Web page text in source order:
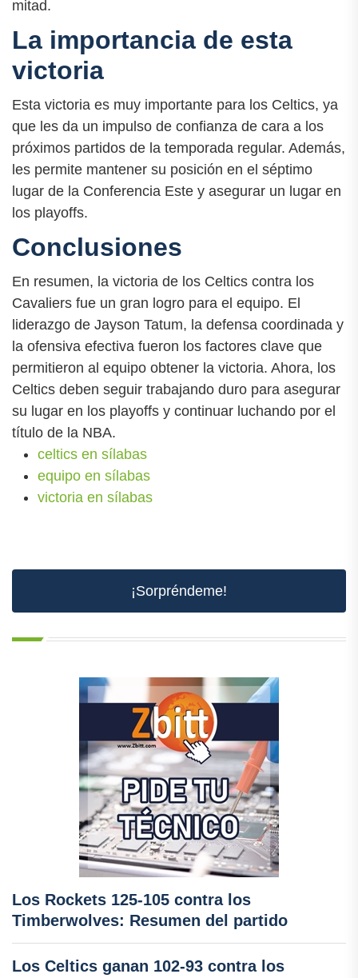
mitad.
La importancia de esta
victoria
Esta victoria es muy importante para los Celtics, ya
que les da un impulso de confianza de cara a los
próximos partidos de la temporada regular. Además,
les permite mantener su posición en el séptimo
lugar de la Conferencia Este y asegurar un lugar en
los playoffs.
Conclusiones
En resumen, la victoria de los Celtics contra los
Cavaliers fue un gran logro para el equipo. El
liderazgo de Jayson Tatum, la defensa coordinada y
la ofensiva efectiva fueron los factores clave que
permitieron al equipo obtener la victoria. Ahora, los
Celtics deben seguir trabajando duro para asegurar
su lugar en los playoffs y continuar luchando por el
título de la NBA.
celtics en sílabas
equipo en sílabas
victoria en sílabas
¡Sorpréndeme!
Los Rockets 125-105 contra los
Timberwolves: Resumen del partido
Los Celtics ganan 102-93 contra los